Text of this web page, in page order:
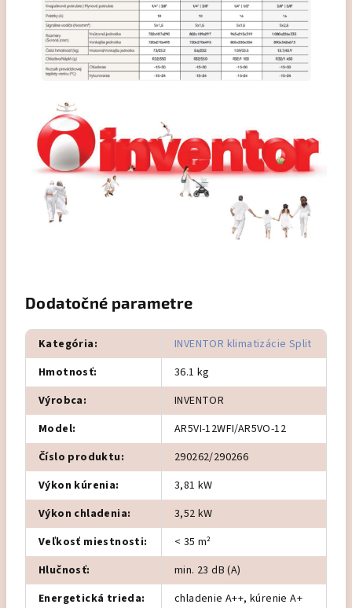
Dodatočné parametre
Kategória:
INVENTOR klimatizácie Split
Hmotnosť:
36.1 kg
Výrobca:
INVENTOR
Model:
AR5VI-12WFI/AR5VO-12
Číslo produktu:
290262/290266
Výkon kúrenia:
3,81 kW
Výkon chladenia:
3,52 kW
Veľkosť miestnosti:
< 35 m²
Hlučnosť:
min. 23 dB (A)
Energetická trieda:
chladenie A++, kúrenie A+